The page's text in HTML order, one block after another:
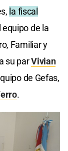
la fiscal
de la
Familiar y
su parVivian
de Gefas,
.